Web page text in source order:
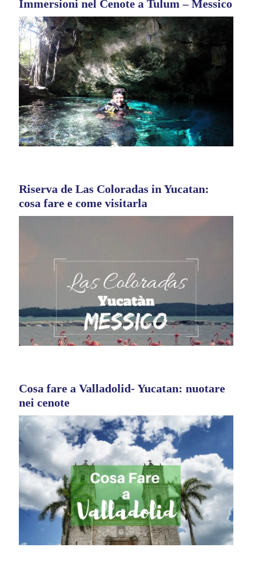
Immersioni nel Cenote a Tulum – Messico
Riserva de Las Coloradas in Yucatan:
cosa fare e come visitarla
Cosa fare a Valladolid- Yucatan: nuotare
nei cenote